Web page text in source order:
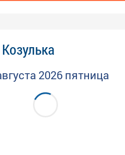
2026 пятница